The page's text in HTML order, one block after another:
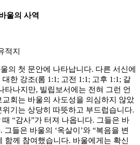
울의 사역
의 첫 문안에 나타납니다. 다른 서신에
한 강조(롬 1:1; 고전 1:1; 고후 1:1; 갈
타나지만, 빌립보서에는 전혀 그런 언
회는 바울의 사도성을 의심하지 않았
기는 상당히 따뜻하고 부드럽습니다.
“감사”가 터져 나옵니다. 그들은 바
들은 바울의 ‘옥살이’와 “복음을 변
함께 참여했습니다. 바울에게는 확신